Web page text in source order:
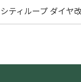
ティループ ダイヤ